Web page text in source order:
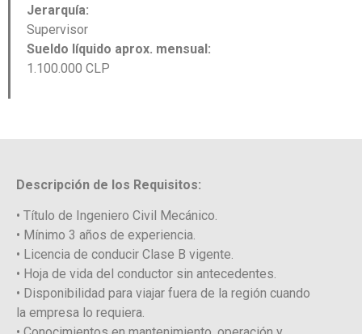
Jerarquía:
Supervisor
Sueldo líquido aprox. mensual:
1.100.000 CLP
Descripción de los Requisitos:
• Título de Ingeniero Civil Mecánico.
• Mínimo 3 años de experiencia.
• Licencia de conducir Clase B vigente.
• Hoja de vida del conductor sin antecedentes.
• Disponibilidad para viajar fuera de la región cuando
la empresa lo requiera.